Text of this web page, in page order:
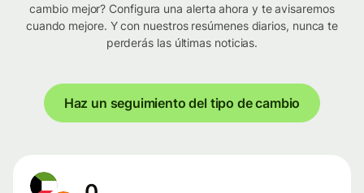
cambio mejor? Configura una alerta ahora y te avisaremos
cuando mejore. Y con nuestros resúmenes diarios, nunca te
perderás las últimas noticias.
Haz un seguimiento del tipo de cambio